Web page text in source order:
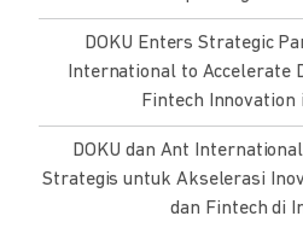
DOKU Enters Strategic
International to Accelerate
Fintech Innovation
DOKU dan Ant
Strategis untuk Akselerasi
dan Fintech di